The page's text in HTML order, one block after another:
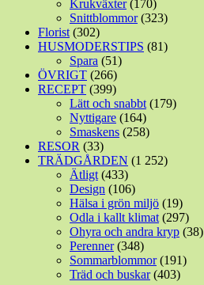
Krukväxter(170)
Snittblommor(323)
Florist(302)
HUSMODERSTIPS (81)
Spara (51)
ÖVRIGT (266)
RECEPT (399)
Lätt och snabbt(179)
Nyttigare (164)
Smaskens (258)
RESOR (33)
TRÄDGÅRDEN (1 252)
Ätligt(433)
Design (106)
Hälsa i grön miljö (19)
Odla i kallt klimat(297)
Ohyra och andra kryp (38)
Perenner(348)
Sommarblommor(191)
Träd och buskar(403)